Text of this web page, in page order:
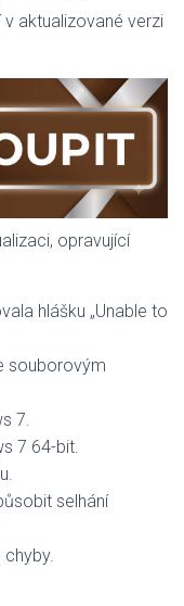
aktualizované verzi
opravující
hlášku „Unable to
souborovým
7.
7 64-bit.
selhání